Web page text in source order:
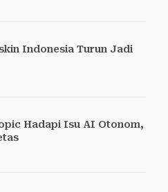
Indonesia Turun Jadi
Hadapi Isu AI Otonom,